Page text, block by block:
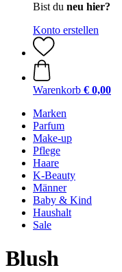
Bist du neu hier?
Konto erstellen
Warenkorb € 0,00
Marken
Parfum
Make-up
Pflege
Haare
K-Beauty
Männer
Baby & Kind
Haushalt
Sale
Blush